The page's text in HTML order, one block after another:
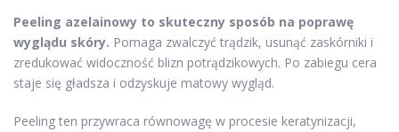
Peeling azelainowy to skuteczny sposób na poprawę
wyglądu skóry. Pomaga zwalczyć trądzik, usunąć zaskórniki i
zredukować widoczność blizn potrądzikowych. Po zabiegu cera
staje się gładsza i odzyskuje matowy wygląd.
Peeling ten przywraca równowagę w procesie keratynizacji,